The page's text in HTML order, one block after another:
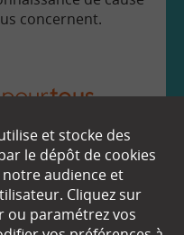
concernent.
+
?
et stocke des
le dépôt de cookies
audience et
Cliquez sur
ou paramétrez vos